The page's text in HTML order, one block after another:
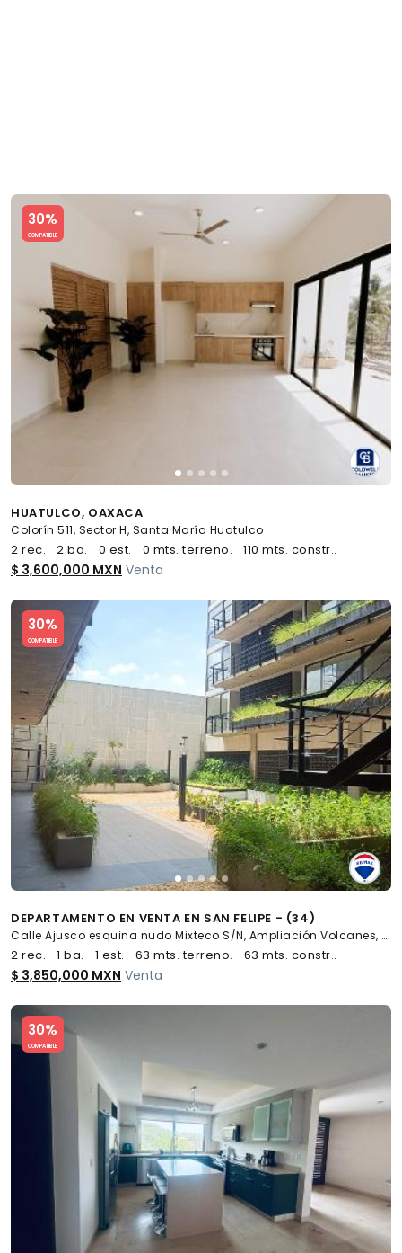
30%
COMPATIBLE
Slide 1 of 5
HUATULCO, OAXACA
Colorín 511, Sector H, Santa María Huatulco
2 rec. 2 ba. 0 est. 0 mts. terreno. 110 mts. constr..
$ 3,600,000 MXN Venta
30%
COMPATIBLE
Slide 1 of 5
DEPARTAMENTO EN VENTA EN SAN FELIPE - (34)
Calle Ajusco esquina nudo Mixteco S/N, Ampliación Volcanes, Oaxaca de Juárez
2 rec. 1 ba. 1 est. 63 mts. terreno. 63 mts. constr..
$ 3,850,000 MXN Venta
30%
COMPATIBLE
Slide 1 of 5